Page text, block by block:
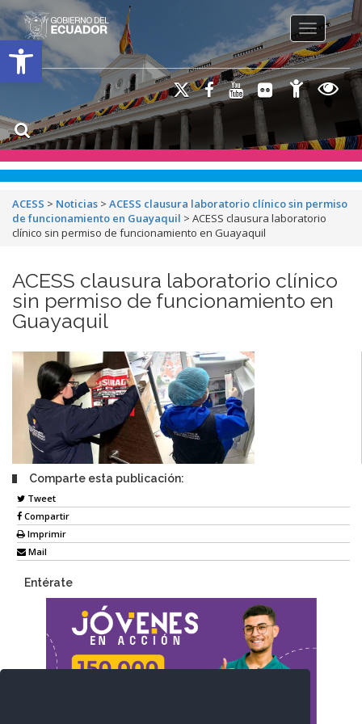
Open toolbar
Toggle
ACESS > Noticias > ACESS clausura laboratorio clínico sin permiso
de funcionamiento en Guayaquil > ACESS clausura laboratorio
clínico sin permiso de funcionamiento en Guayaquil
ACESS clausura laboratorio clínico
sin permiso de funcionamiento en
Guayaquil
Comparte esta publicación:
Tweet
Compartir
Imprimir
Mail
Entérate